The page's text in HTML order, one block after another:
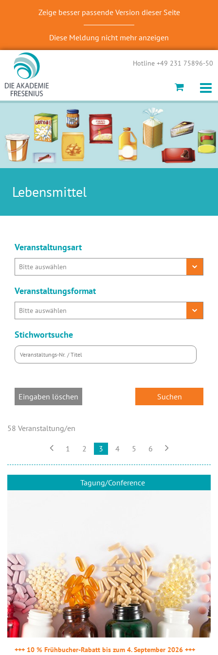
Zeige besser passende Version dieser Seite
Diese Meldung nicht mehr anzeigen
Hotline +49 231 75896-50
Lebensmittel
Veranstaltungsart
Veranstaltungsformat
Stichwortsuche
Eingaben löschen
58 Veranstaltung/en
 1 2 3 4 5 6 
Tagung/Conference
+++ 10 % Frühbucher-Rabatt bis zum 4. September 2026 +++